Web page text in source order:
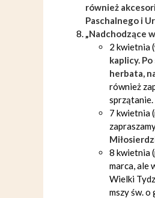
również
Paschalnego i
„Nadchodzące
2 kwietnia
kaplicy.
herbata,
również
sprzątanie.
7 kwietnia
8 kwietnia
marca, ale
Wielki
mszy św.